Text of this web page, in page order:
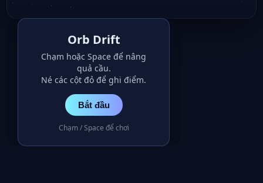
Orb Drift
Chạm hoặc Space để nâng
quả cầu.
Né các cột đỏ để ghi điểm.
Bắt đầu
Chạm / Space để chơi